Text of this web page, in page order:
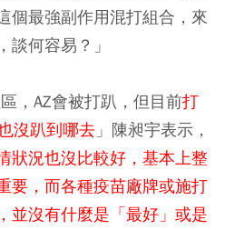
個最強副作用混打組合，來
談何容易？」
，AZ會被打趴，但目前打
沒趴到哪去 」陳昶宇表示，
狀況也沒比較好，基本上整
要，而各種疫苗廠牌或施打
並沒有什麼是「最好」或是